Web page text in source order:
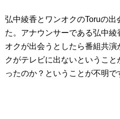
弘中綾香とワンオクのToruの出
た。アナウンサーである弘中
オクが出会うとしたら番組共
クがテレビに出ないというこ
ったのか？ということが不明で